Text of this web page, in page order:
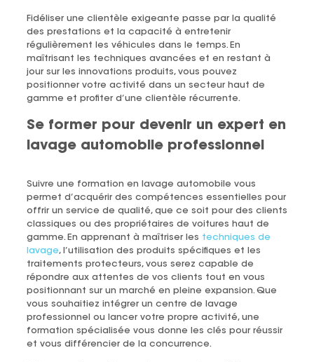
Fidéliser une clientèle exigeante passe par la qualité
des prestations et la capacité à entretenir
régulièrement les véhicules dans le temps. En
maîtrisant les techniques avancées et en restant à
jour sur les innovations produits, vous pouvez
positionner votre activité dans un secteur haut de
gamme et profiter d’une clientèle récurrente.
Se former pour devenir un expert en
lavage automobile professionnel
Suivre une formation en lavage automobile vous
permet d’acquérir des compétences essentielles pour
offrir un service de qualité, que ce soit pour des clients
classiques ou des propriétaires de voitures haut de
gamme. En apprenant à maîtriser les techniques de
lavage, l’utilisation des produits spécifiques et les
traitements protecteurs, vous serez capable de
répondre aux attentes de vos clients tout en vous
positionnant sur un marché en pleine expansion. Que
vous souhaitiez intégrer un centre de lavage
professionnel ou lancer votre propre activité, une
formation spécialisée vous donne les clés pour réussir
et vous différencier de la concurrence.